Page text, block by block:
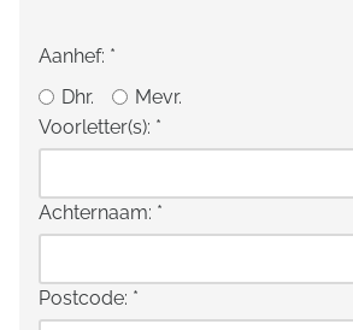
Aanhef: *
Dhr.
Mevr.
Voorletter(s): *
Achternaam: *
Postcode: *